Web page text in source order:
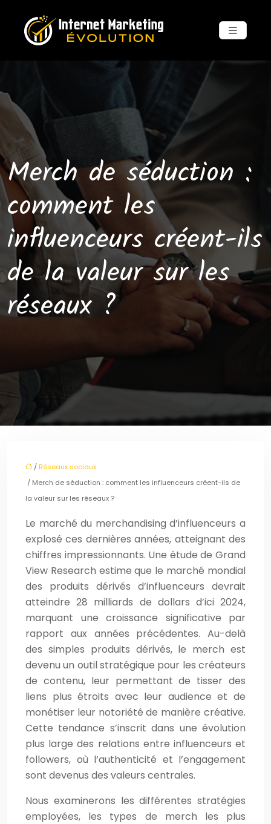
Merch de séduction :
comment les
influenceurs créent-ils
de la valeur sur les
réseaux ?
/Réseaux sociaux
/ Merch de séduction : comment les influenceurs créent-ils de
la valeur sur les réseaux ?
Le marché du merchandising d’influenceurs a
explosé ces dernières années, atteignant des
chiffres impressionnants. Une étude de Grand
View Research estime que le marché mondial
des produits dérivés d’influenceurs devrait
atteindre 28 milliards de dollars d’ici 2024,
marquant une croissance significative par
rapport aux années précédentes. Au-delà
des simples produits dérivés, le merch est
devenu un outil stratégique pour les créateurs
de contenu, leur permettant de tisser des
liens plus étroits avec leur audience et de
monétiser leur notoriété de manière créative.
Cette tendance s’inscrit dans une évolution
plus large des relations entre influenceurs et
followers, où l’authenticité et l’engagement
sont devenus des valeurs centrales.
Nous examinerons les différentes stratégies
employées, les types de merch les plus